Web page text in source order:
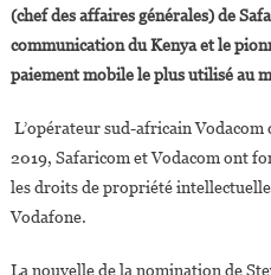
(chef des affaires générales) de
communication du Kenya et le
paiement mobile le plus utilisé au
L’opérateur sud-africain Vodacom
2019, Safaricom et Vodacom ont
les droits de propriété
Vodafone.
La nouvelle de la nomination de